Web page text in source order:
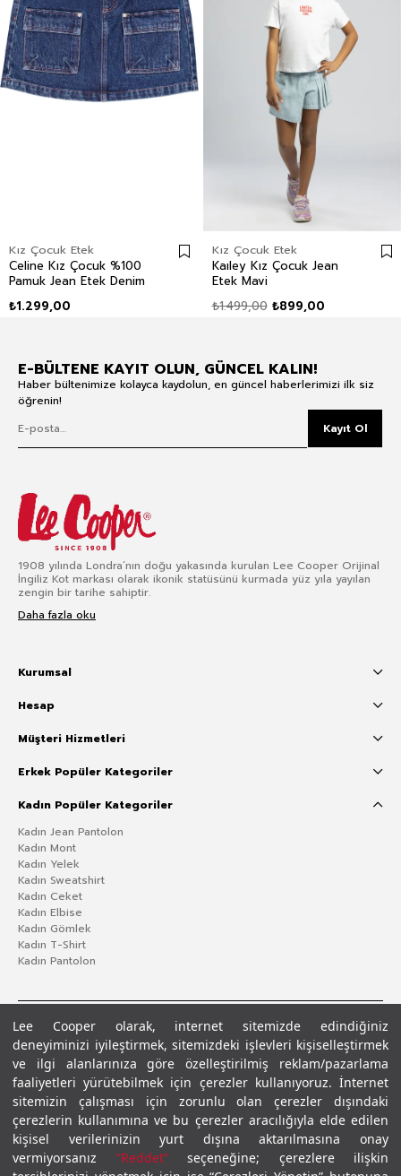
Lee Cooper olarak, internet sitemizde edindiğiniz
deneyiminizi iyileştirmek, sitemizdeki işlevleri kişiselleştirmek
ve ilgi alanlarınıza göre özelleştirilmiş reklam/pazarlama
faaliyetleri yürütebilmek için çerezler kullanıyoruz. İnternet
sitemizin çalışması için zorunlu olan çerezler dışındaki
çerezlerin kullanımına ve bu çerezler aracılığıyla elde edilen
kişisel verilerinizin yurt dışına aktarılmasına onay
vermiyorsanız “Reddet”seçeneğine; çerezlere ilişkin
Kız Çocuk Etek
Celine Kız Çocuk %100
Pamuk Jean Etek Denim
₺1.299,00
Kız Çocuk Etek
Kaıley Kız Çocuk Jean
Etek Mavi
₺899,00
₺1.499,00
E-BÜLTENE KAYIT OLUN, GÜNCEL KALIN!
Haber bültenimize kolayca kaydolun, en güncel haberlerimizi ilk siz
öğrenin!
Kayıt Ol
1908 yılında Londra’nın doğu yakasında kurulan Lee Cooper Orijinal
İngiliz Kot markası olarak ikonik statüsünü kurmada yüz yıla yayılan
zengin bir tarihe sahiptir.
Daha fazla oku
Kurumsal
Hesap
Müşteri Hizmetleri
Erkek Popüler Kategoriler
Kadın Popüler Kategoriler
Kadın Jean Pantolon
Kadın Mont
Kadın Yelek
Kadın Sweatshirt
Kadın Ceket
Kadın Elbise
Kadın Gömlek
Kadın T-Shirt
Kadın Pantolon
Gizlilik PolitikasıÇerez Politikası KVKK Aydınlatma MetniŞartlar ve Koşullar
© 2026 Leecooper - Tüm Hakları Saklıdır.